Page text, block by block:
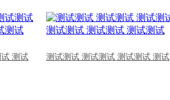
测试
测试测试 测试测试 测试测试 测试